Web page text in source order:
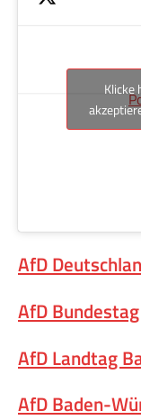
Klicke
AfD
AfD Bundestag
AfD Landtag
AfD Baden-